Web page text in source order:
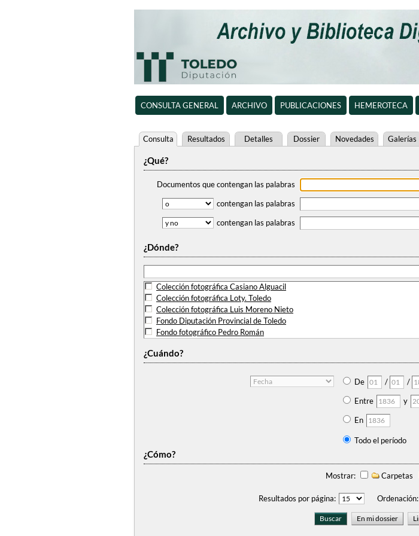
CONSULTA GENERAL ARCHIVO PUBLICACIONES HEMEROTECA
Consulta Resultados Detalles Dossier Novedades Galerías
¿Qué?
Documentos que contengan las palabras
contengan las palabras
contengan las palabras
¿Dónde?
Colección fotográfica Casiano Alguacil
Colección fotográfica Loty. Toledo
Colección fotográfica Luis Moreno Nieto
Fondo Diputación Provincial de Toledo
Fondo fotográfico Pedro Román
¿Cuándo?
De / /
Entre
y
En
Todo el período
¿Cómo?
Mostrar: Carpetas
Resultados por página: Ordenación: